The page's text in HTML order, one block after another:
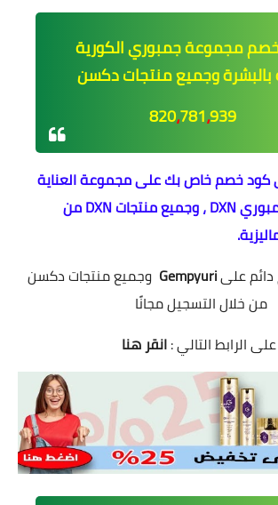
مجموعة جمبوري الكورية
بالبشرة وجميع منتجات دكسن
820،781،939
خصم خاص بك على مجموعة العناية
بالبشرة جمبوري DXN ، وجميع منتجات DXN من
علىGempyuri وجميع منتجات دكسن
من خلال التسجيل مجانًا
على الرابط التالي :انقر هنا